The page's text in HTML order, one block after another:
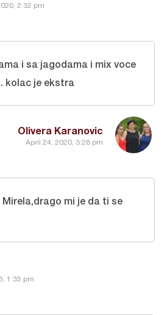
2:32 pm
Olivera Karanovic
April 24, 2020, 3:28 pm
i sa jagodama i mix voce
kolac je ekstra
1:35 pm
Mirela,drago mi je da ti se